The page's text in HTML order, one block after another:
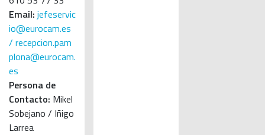
Email: jefeservic
io@eurocam.es
/ recepcion.pam
plona@eurocam.
es
Persona de
Contacto: Mikel
Sobejano / Iñigo
Larrea